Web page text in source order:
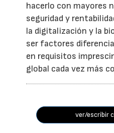
hacerlo con mayores
seguridad y
la digitalización y la
ser factores
en requisitos
global cada vez más
ver/escribir